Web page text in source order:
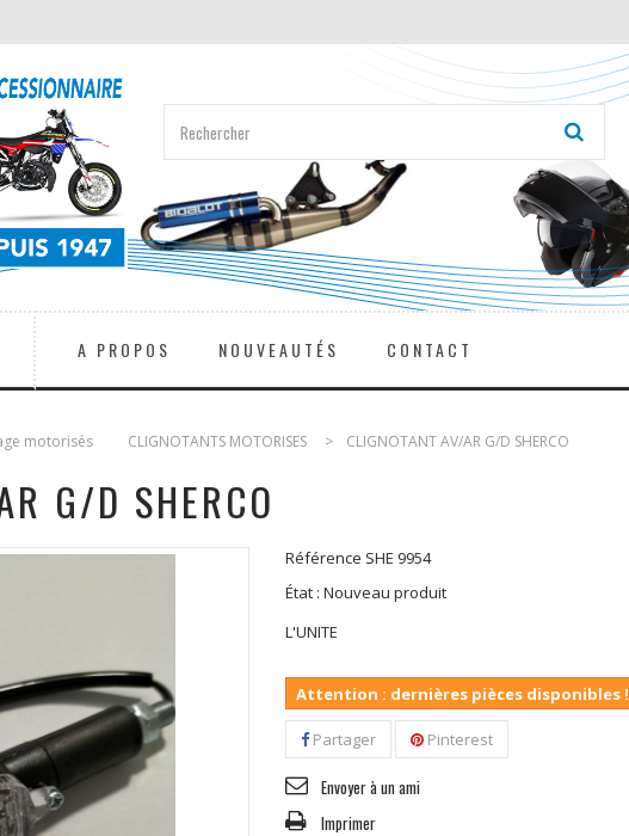
A PROPOS NOUVEAUTÉS CONTACT
motorisés CLIGNOTANTS MOTORISES > CLIGNOTANT AV/AR G/D SHERCO
G/D SHERCO
Référence SHE 9954
État : Nouveau produit
L'UNITE
Attention : dernières pièces disponibles !
Partager Pinterest
Envoyer à un ami
Imprimer